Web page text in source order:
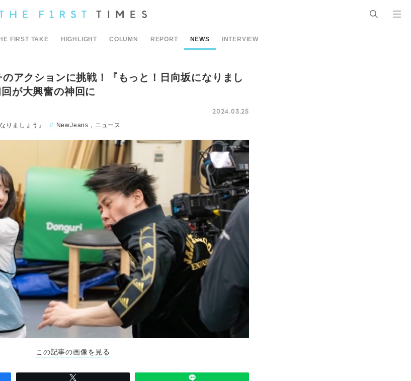
FIRST TAKE HIGHLIGHT COLUMN REPORT NEWS INTERVIEW
アクションに挑戦！『もっと！日向坂になりまし
が大興奮の神回に
2024.03.25
りましょう』 NewJeans，ニュース
この記事の画像を見る